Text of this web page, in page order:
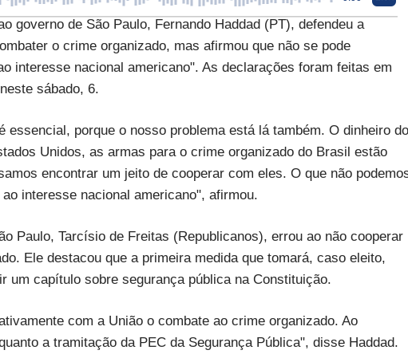
governo de São Paulo, Fernando Haddad (PT), defendeu a
o crime organizado, mas afirmou que não se pode
interesse nacional americano". As declarações foram feitas em
sábado, 6.
essencial, porque o nosso problema está lá também. O dinheiro do
Unidos, as armas para o crime organizado do Brasil estão
encontrar um jeito de cooperar com eles. O que não
interesse nacional americano", afirmou.
Paulo, Tarcísio de Freitas (Republicanos), errou ao não cooperar
Ele destacou que a primeira medida que tomará, caso eleito,
um capítulo sobre segurança pública na Constituição.
com a União o combate ao crime organizado. Ao
a tramitação da PEC da Segurança Pública", disse Haddad.